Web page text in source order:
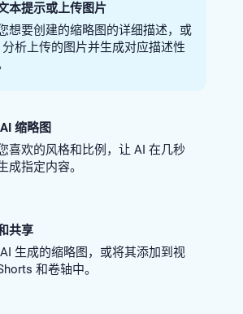
本提示或上传图片
想要创建的缩略图的详细描述，或
析上传的图片并生成对应描述性
缩略图
喜欢的风格和比例，让 AI 在几秒
成指定内容。
共享
生成的缩略图，或将其添加到视
和卷轴中。